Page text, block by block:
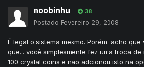
noobinhu 38
Postado Fevereiro 29, 2008
É legal o sistema mesmo. Porém, acho
que... você simplesmente fez uma troca de
100 crystal coins e não adcionou isto na